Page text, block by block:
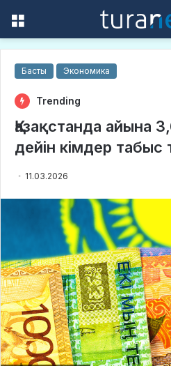
Басты Экономика
Trending
Қазақстанда айына
дейін кімдер табыс
11.03.2026